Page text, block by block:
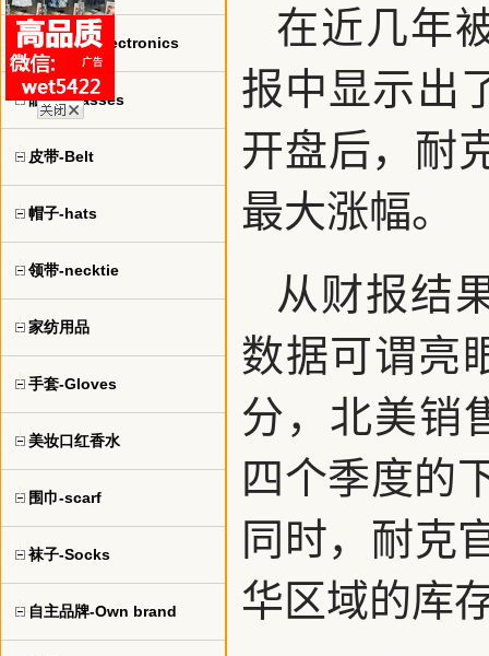
电子产品-Electronics
眼镜-Glasses
皮带-Belt
帽子-hats
领带-necktie
家纺用品
手套-Gloves
美妆口红香水
围巾-scarf
袜子-Socks
自主品牌-Own brand
在近几年
报中显示出
开盘后，耐
最大涨幅。
从财报结
数据可谓亮
分，北美销
四个季度的
同时，耐克
华区域的库